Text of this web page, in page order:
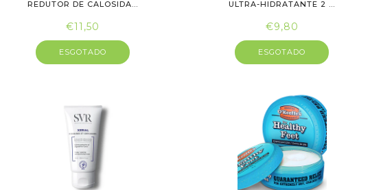
REDUTOR DE CALOSIDA...
€11,50
ESGOTADO
ULTRA-HIDRATANTE 2 ...
€9,80
ESGOTADO